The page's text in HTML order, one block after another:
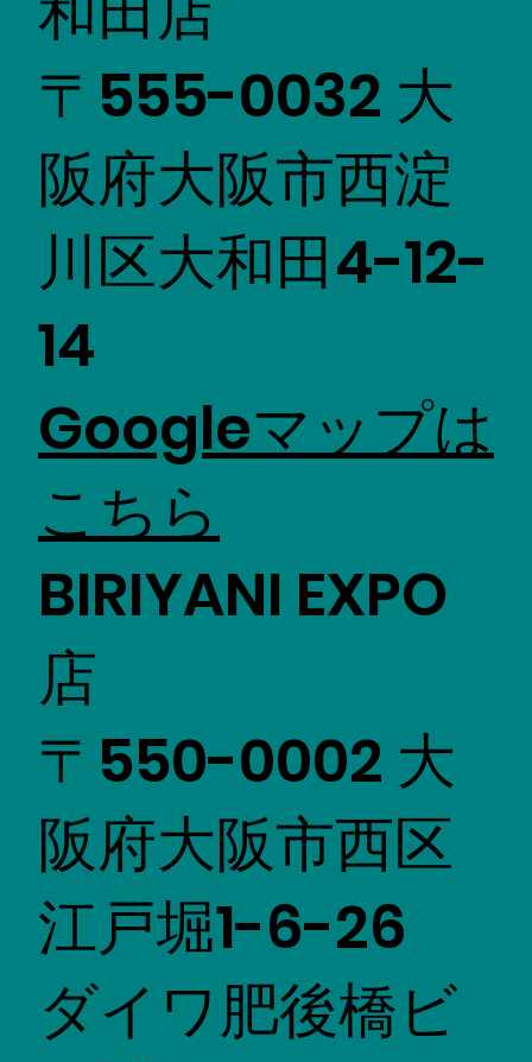
〒555-0032 大
阪府大阪市西淀
川区大和田4-12-
14
Googleマップは
こちら
BIRIYANI EXPO
店
〒550-0002 大
阪府大阪市西区
江戸堀1-6-26
ダイワ肥後橋ビ